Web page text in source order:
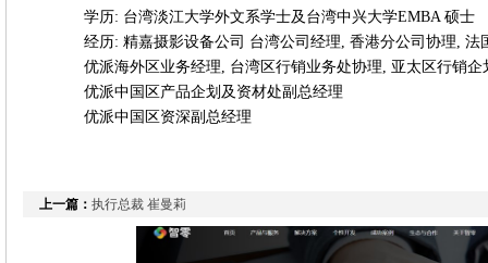
学历: 台湾淡江大学外文系学士及台湾中兴大学EMBA 硕士
经历: 精嘉摄影设备公司 台湾公司经理, 香港分公司协理, 法
优派海外区业务经理, 台湾区行销业务处协理, 亚太区行销企
优派中国区产品企划及资材处副总经理
优派中国区资深副总经理
上一篇： 执行总裁 崔曼莉